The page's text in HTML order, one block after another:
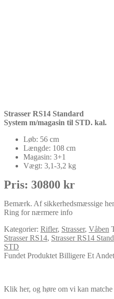
Strasser RS14 Standard
System m/magasin til STD. kal.
Løb: 56 cm
Længde: 108 cm
Magasin: 3+1
Vægt: 3,1-3,2 kg
Pris: 30800 kr
Bemærk. Af sikkerhedsmæssige
Ring for nærmere info
Kategorier: Rifler, Strasser, Våben
Strasser RS14, Strasser RS14
STD
Fundet Produktet Billigere Et
Klik her, og høre om vi kan matche